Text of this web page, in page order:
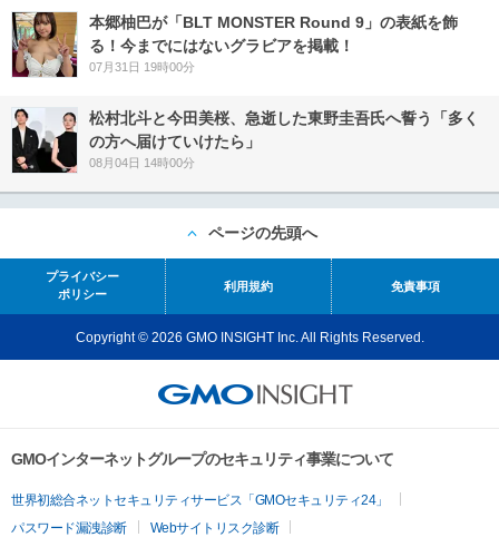
本郷柚巴が「BLT MONSTER Round 9」の表紙を飾
る！今までにはないグラビアを掲載！
07月31日 19時00分
松村北斗と今田美桜、急逝した東野圭吾氏へ誓う「多く
の方へ届けていけたら」
08月04日 14時00分
ページの先頭へ
プライバシー
ポリシー
利用規約 免責事項
Copyright © 2026 GMO INSIGHT Inc. All Rights Reserved.
GMOインターネットグループのセキュリティ事業について
世界初総合ネットセキュリティサービス「GMOセキュリティ24」
パスワード漏洩診断
Webサイトリスク診断